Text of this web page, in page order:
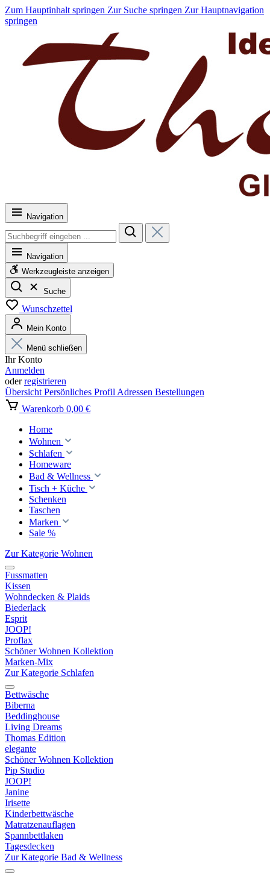
Zum Hauptinhalt springen Zur Suche springen Zur Hauptnavigation
springen
Navigation
Navigation
Werkzeugleiste anzeigen
Suche
Wunschzettel
Mein Konto
Menü schließen
Ihr Konto
Anmelden
oderregistrieren
Übersicht Persönliches Profil Adressen Bestellungen
Warenkorb 0,00 €
Home
Wohnen
Schlafen
Homeware
Bad & Wellness
Tisch + Küche
Schenken
Taschen
Marken
Sale %
Zur Kategorie Wohnen
Fussmatten
Kissen
Wohndecken & Plaids
Biederlack
Esprit
JOOP!
Proflax
Schöner Wohnen Kollektion
Marken-Mix
Zur Kategorie Schlafen
Bettwäsche
Biberna
Beddinghouse
Living Dreams
Thomas Edition
elegante
Schöner Wohnen Kollektion
Pip Studio
JOOP!
Janine
Irisette
Kinderbettwäsche
Matratzenauflagen
Spannbettlaken
Tagesdecken
Zur Kategorie Bad & Wellness